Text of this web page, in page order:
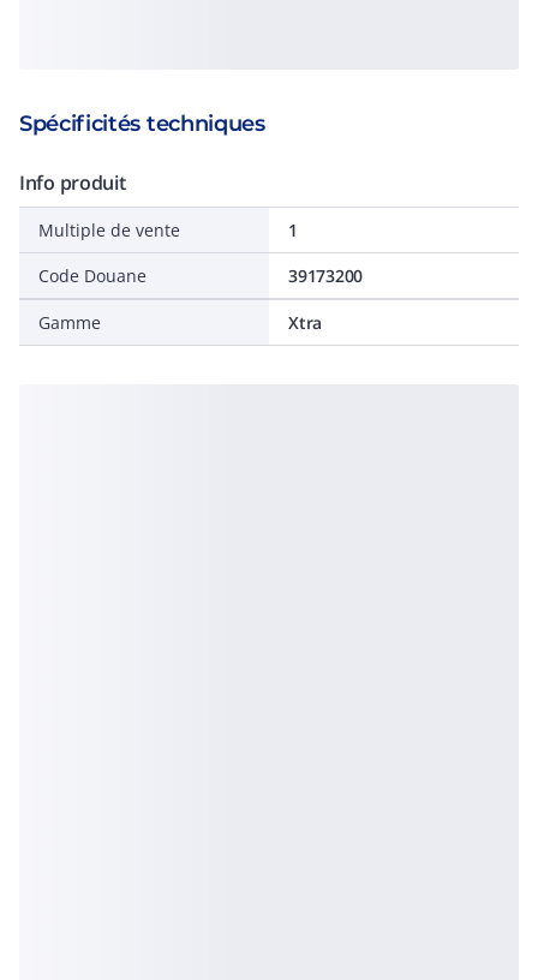
Spécificités techniques
Info produit
Multiple de vente
1
Code Douane
39173200
Gamme Xtra